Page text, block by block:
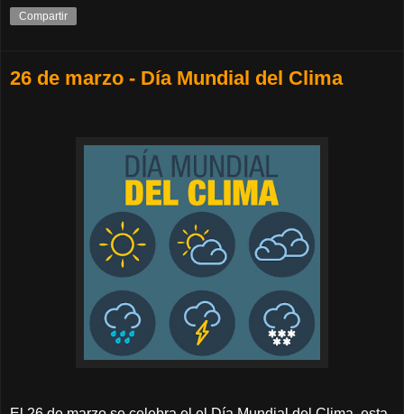
Compartir
26 de marzo - Día Mundial del Clima